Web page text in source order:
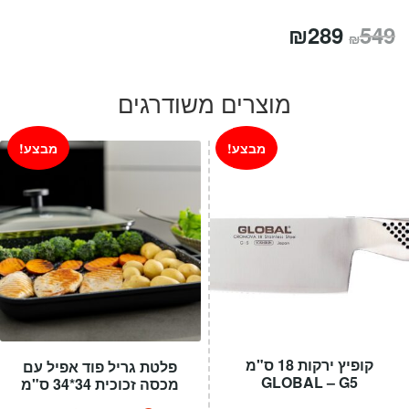
₪549 המחיר
₪289
הוא:
₪289.
מוצרים משודרגים
פלטת גריל פוד אפיל עם
מכסה זכוכית 34*34 ס"מ
מבצע!
קופיץ ירקות 18 ס"מ
GLOBAL – G5
מבצע!